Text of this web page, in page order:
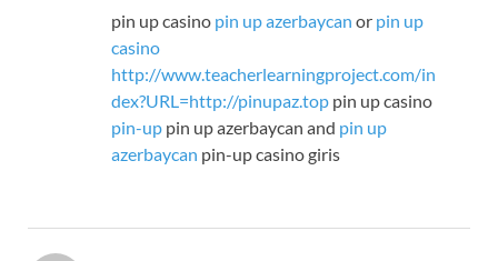
pin up casino pin up azerbaycan or pin up
casino
http://www.teacherlearningproject.com/in
dex?URL=http://pinupaz.top pin up casino
pin-up pin up azerbaycan and pin up
azerbaycan pin-up casino giris